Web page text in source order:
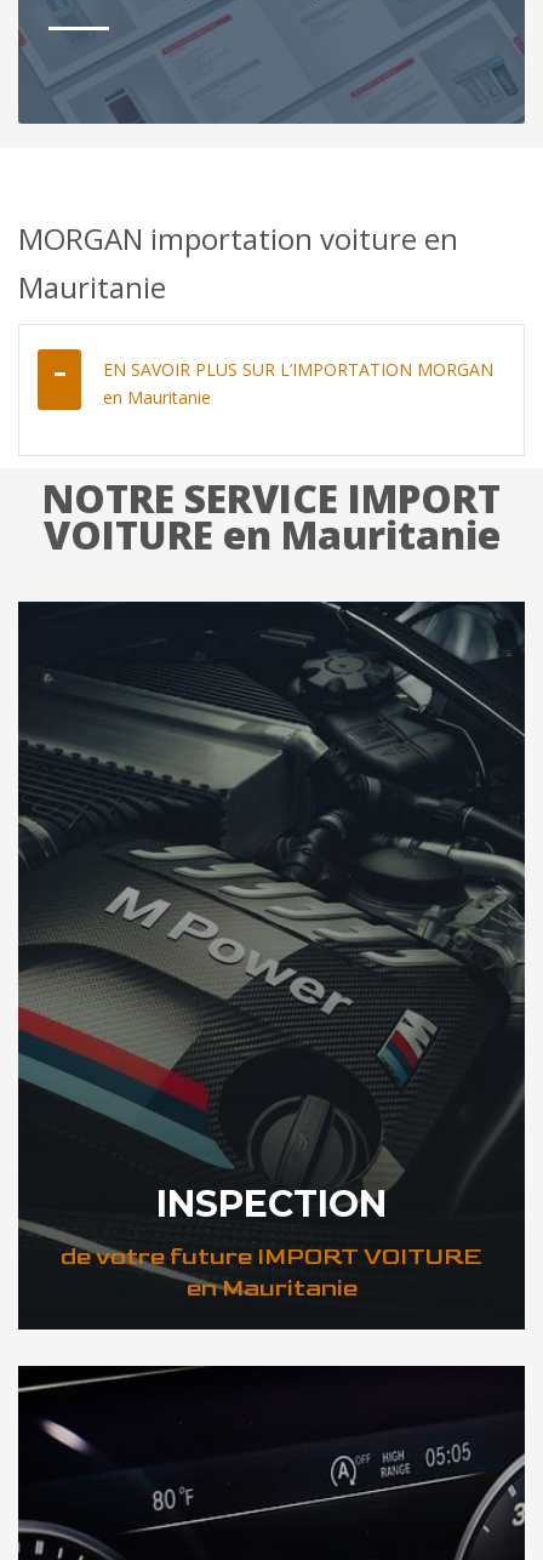
MORGAN importation voiture en
Mauritanie
EN SAVOIR PLUS SUR L’IMPORTATION MORGAN
en Mauritanie
NOTRE SERVICE IMPORT
VOITURE en Mauritanie
INSPECTION
de votre future IMPORT VOITURE
en Mauritanie
DÉCOUVREZ VOTRE INSPECTION AUTO en Mauritanie